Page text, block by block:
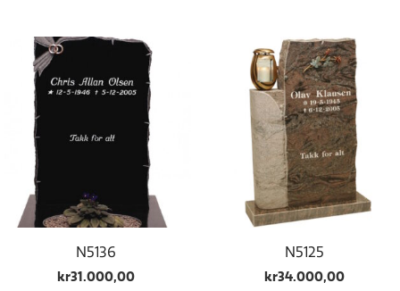
N5136
kr31.000,00
N5125
kr34.000,00